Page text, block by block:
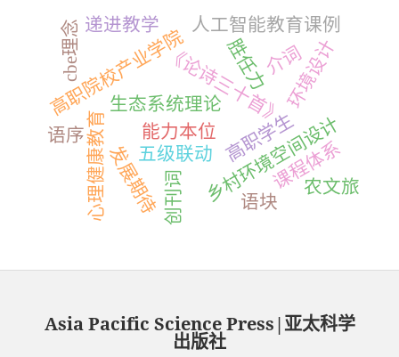
《论诗三十首》
乡村环境空间设计
高职院校产业学院
五级联动
生态系统理论
心理健康教育 高职学生
能力本位
环境设计
cbe理念
发展期待
胜任力
人工智能教育课例
课程体系
语序
创刊词 语块
介词
递进教学
农文旅
Asia Pacific Science Press|亚太科学
出版社